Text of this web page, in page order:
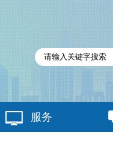
服务